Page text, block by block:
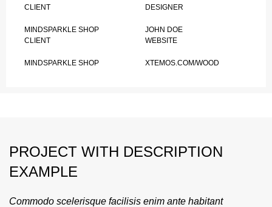
CLIENT
MINDSPARKLE SHOP
DESIGNER
JOHN DOE
CLIENT
MINDSPARKLE SHOP
WEBSITE
XTEMOS.COM/WOOD
PROJECT WITH DESCRIPTION
EXAMPLE
Commodo scelerisque facilisis enim ante habitant